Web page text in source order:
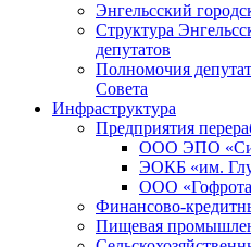
Энгельсский
Структура
депутатов
Полномочия
Совета
Инфраструктура
Предприятия
ООО ЭПО
ЭОКБ «им.
ООО
Финансово-
Пищевая